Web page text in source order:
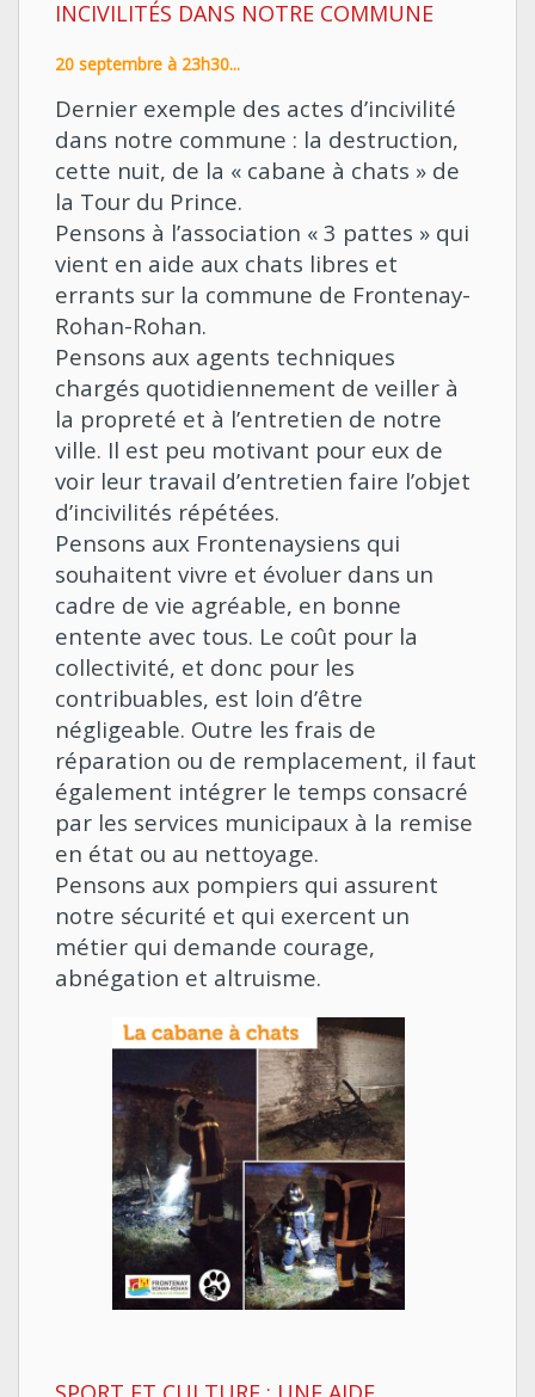
INCIVILITÉS DANS NOTRE COMMUNE
20 septembre à 23h30...
Dernier exemple des actes d’incivilité
dans notre commune : la destruction,
cette nuit, de la « cabane à chats » de
la Tour du Prince.
Pensons à l’association « 3 pattes » qui
vient en aide aux chats libres et
errants sur la commune de Frontenay-
Rohan-Rohan.
Pensons aux agents techniques
chargés quotidiennement de veiller à
la propreté et à l’entretien de notre
ville. Il est peu motivant pour eux de
voir leur travail d’entretien faire l’objet
d’incivilités répétées.
Pensons aux Frontenaysiens qui
souhaitent vivre et évoluer dans un
cadre de vie agréable, en bonne
entente avec tous. Le coût pour la
collectivité, et donc pour les
contribuables, est loin d’être
négligeable. Outre les frais de
réparation ou de remplacement, il faut
également intégrer le temps consacré
par les services municipaux à la remise
en état ou au nettoyage.
Pensons aux pompiers qui assurent
notre sécurité et qui exercent un
métier qui demande courage,
abnégation et altruisme.